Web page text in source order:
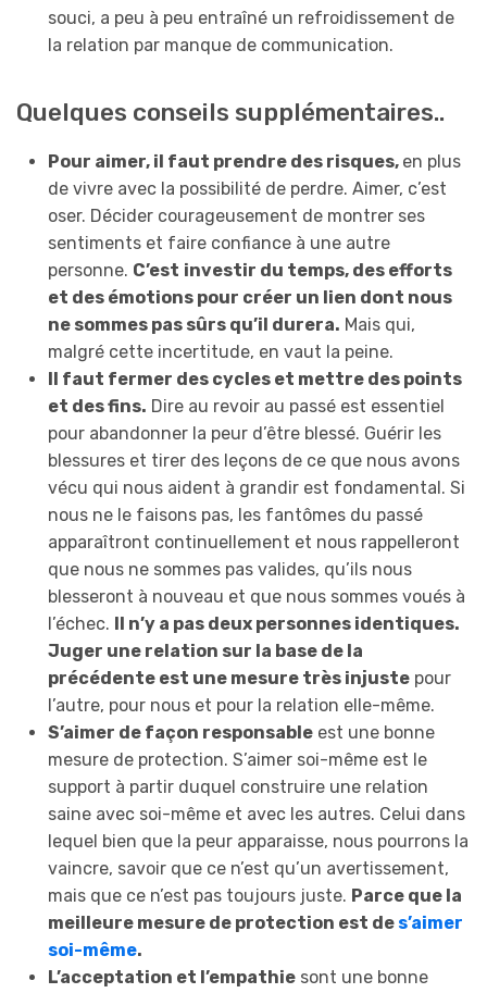
souci, a peu à peu entraîné un refroidissement de
la relation par manque de communication.
Quelques conseils supplémentaires..
Pour aimer, il faut prendre des risques, en plus
de vivre avec la possibilité de perdre. Aimer, c’est
oser. Décider courageusement de montrer ses
sentiments et faire confiance à une autre
personne. C’est investir du temps, des efforts
et des émotions pour créer un lien dont nous
ne sommes pas sûrs qu’il durera. Mais qui,
malgré cette incertitude, en vaut la peine.
Il faut fermer des cycles et mettre des points
et des fins. Dire au revoir au passé est essentiel
pour abandonner la peur d’être blessé. Guérir les
blessures et tirer des leçons de ce que nous avons
vécu qui nous aident à grandir est fondamental. Si
nous ne le faisons pas, les fantômes du passé
apparaîtront continuellement et nous rappelleront
que nous ne sommes pas valides, qu’ils nous
blesseront à nouveau et que nous sommes voués à
l’échec.
Il n’y a pas deux personnes identiques.
Juger une relation sur la base de la
précédente est une mesure très injustepour
l’autre, pour nous et pour la relation elle-même.
S’aimer de façon responsableest une bonne
mesure de protection. S’aimer soi-même est le
support à partir duquel construire une relation
saine avec soi-même et avec les autres. Celui dans
lequel bien que la peur apparaisse, nous pourrons la
vaincre, savoir que ce n’est qu’un avertissement,
mais que ce n’est pas toujours juste. Parce que la
meilleure mesure de protection est de s’aimer
soi-même.
L’acceptation et l’empathiesont une bonne